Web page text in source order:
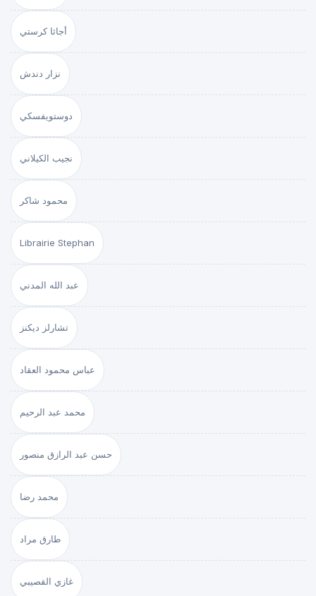
أجاثا كرستي
نزار دندش
دوستويفسكي
نجيب الكيلاني
محمود شاكر
Librairie Stephan
عبد الله المدني
تشارلز ديكنز
عباس محمود العقاد
محمد عبد الرحيم
حسن عبد الرازق منصور
محمد رضا
طارق مراد
غازي القصيبي